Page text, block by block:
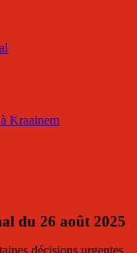
Kraainem
du 26 août 2025
décisions urgentes